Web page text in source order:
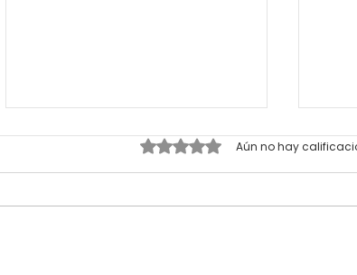
Obtuvo 0 de 5 estrellas.
Aún no hay